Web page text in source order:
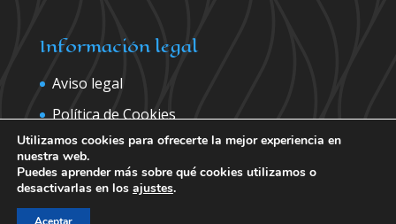
Información legal
Aviso legal
Política de Cookies
Política de privacidad
Contáctanos para más información
Utilizamos cookies para ofrecerte la mejor experiencia en
nuestra web.
Puedes aprender más sobre qué cookies utilizamos o
desactivarlas en los ajustes.